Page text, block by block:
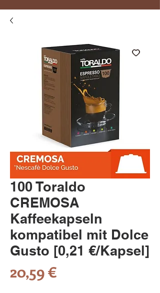
100 Toraldo
CREMOSA
Kaffeekapseln
kompatibel mit Dolce
Gusto [0,21 €/Kapsel]
20,59 €